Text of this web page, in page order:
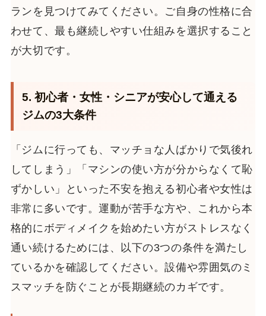
ランを見つけてみてください。ご自身の性格に合
わせて、最も継続しやすい仕組みを選択すること
が大切です。
5. 初心者・女性・シニアが安心して通える
ジムの3大条件
「ジムに行っても、マッチョな人ばかりで気後れ
してしまう」「マシンの使い方が分からなくて恥
ずかしい」といった不安を抱える初心者や女性は
非常に多いです。運動が苦手な方や、これから本
格的にボディメイクを始めたい方がストレスなく
通い続けるためには、以下の3つの条件を満たし
ているかを確認してください。設備や雰囲気のミ
スマッチを防ぐことが長期継続のカギです。